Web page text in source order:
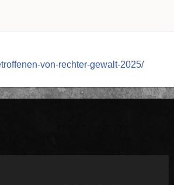
von-rechter-gewalt-2025/